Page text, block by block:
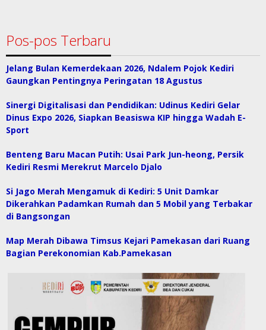
Pos-pos Terbaru
Jelang Bulan Kemerdekaan 2026, Ndalem Pojok Kediri
Gaungkan Pentingnya Peringatan 18 Agustus
Sinergi Digitalisasi dan Pendidikan: Udinus Kediri Gelar
Dinus Expo 2026, Siapkan Beasiswa KIP hingga Wadah E-
Sport
Benteng Baru Macan Putih: Usai Park Jun-heong, Persik
Kediri Resmi Merekrut Marcelo Djalo
Si Jago Merah Mengamuk di Kediri: 5 Unit Damkar
Dikerahkan Padamkan Rumah dan 5 Mobil yang Terbakar
di Bangsongan
Map Merah Dibawa Timsus Kejari Pamekasan dari Ruang
Bagian Perekonomian Kab.Pamekasan